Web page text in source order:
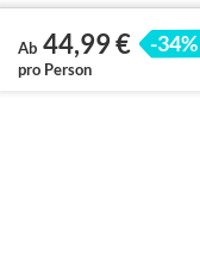
Ab 44,99 € -34%
pro Person